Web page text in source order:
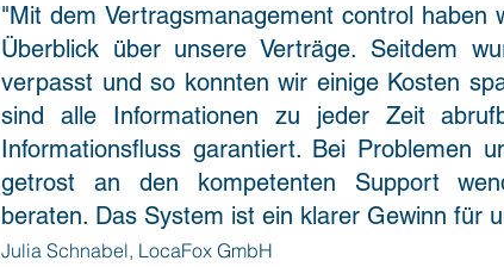
"Mit dem Vertragsmanagement control haben
Überblick über unsere Verträge. Seitdem
verpasst und so konnten wir einige Kosten
sind alle Informationen zu jeder Zeit
Informationsfluss garantiert. Bei Problemen
getrost an den kompetenten Support
beraten. Das System ist ein klarer Gewinn für
Julia Schnabel, LocaFox GmbH